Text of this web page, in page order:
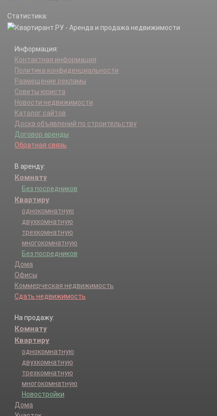
Статистика:
Информация:
Контактная информация
Политика конфиденциальности
Размещение рекламы
Советы юриста
Новости недвижимости
Каталог сайтов
Доска объявлений по строительству
Договор аренды
Обратная связь
В аренду:
Комнату
Без посредников
Квартиру
однокомнатную
двухкомнатную
трехкомнатную
многокомнатную
Без посредников
Дома
Офисы
Коммерческая недвижимость
Сдать недвижимость
На продажу:
Комнату
Квартиру
однокомнатную
двухкомнатную
трехкомнатную
многокомнатную
Новостройки
Дома